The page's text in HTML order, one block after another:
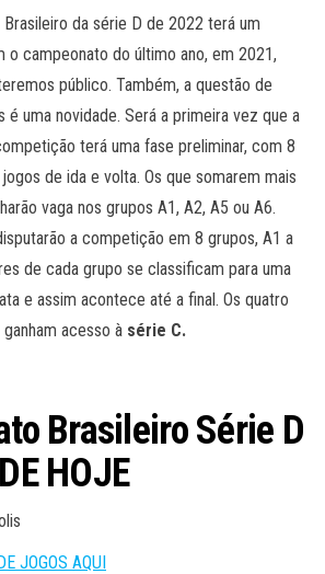
da série D de 2022 terá um
campeonato do último ano, em 2021,
público. Também, a questão de
é uma novidade. Será a primeira vez que a
terá uma fase preliminar, com 8
de ida e volta. Os que somarem mais
vaga nos grupos A1, A2, A5 ou A6.
a competição em 8 grupos, A1 a
de cada grupo se classificam para uma
e assim acontece até a final. Os quatro
acesso à série C.
Brasileiro Série D
HOJE
JOGOS AQUI